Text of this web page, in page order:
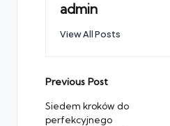
admin
View All Posts
Post
navigation
Previous Post
Siedem kroków do
perfekcyjnego